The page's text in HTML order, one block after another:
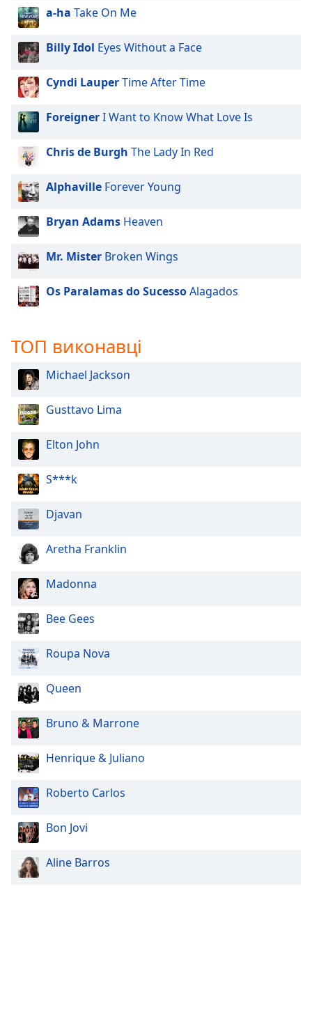
a-ha Take On Me
Billy Idol Eyes Without a Face
Cyndi LauperTime After Time
ForeignerI Want to Know What Love Is
Chris de Burgh The Lady In Red
Alphaville Forever Young
Bryan Adams Heaven
Mr. Mister Broken Wings
Os Paralamas do SucessoAlagados
ТОП виконавці
Michael Jackson
Gusttavo Lima
Elton John
S***k
Djavan
Aretha Franklin
Madonna
Bee Gees
Roupa Nova
Queen
Bruno & Marrone
Henrique & Juliano
Roberto Carlos
Bon Jovi
Aline Barros